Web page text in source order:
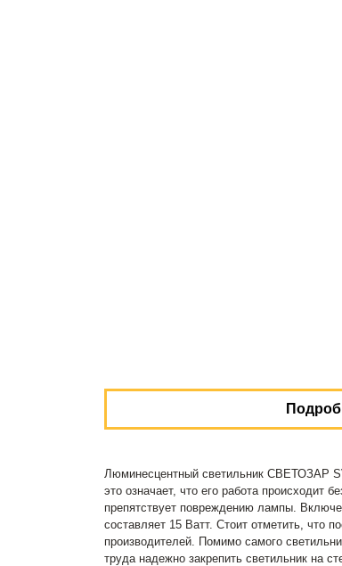
Люминесцентный светильник СВЕТОЗАР
это означает, что его работа
препятствует повреждению лампы.
составляет 15 Ватт. Стоит отметить, что
производителей. Помимо самого
труда надежно закрепить светильник на